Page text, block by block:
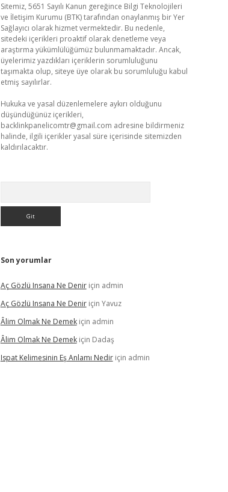
Sitemiz, 5651 Sayılı Kanun gereğince Bilgi Teknolojileri
ve İletişim Kurumu (BTK) tarafından onaylanmış bir Yer
Sağlayıcı olarak hizmet vermektedir. Bu nedenle,
sitedeki içerikleri proaktif olarak denetleme veya
araştırma yükümlülüğümüz bulunmamaktadır. Ancak,
üyelerimiz yazdıkları içeriklerin sorumluluğunu
taşımakta olup, siteye üye olarak bu sorumluluğu kabul
etmiş sayılırlar.
Hukuka ve yasal düzenlemelere aykırı olduğunu
düşündüğünüz içerikleri,
backlinkpanelicomtr@gmail.com adresine bildirmeniz
halinde, ilgili içerikler yasal süre içerisinde sitemizden
kaldırılacaktır.
Son yorumlar
Aç Gözlü Insana Ne Deniriçin admin
Aç Gözlü Insana Ne Deniriçin Yavuz
Âlim Olmak Ne Demekiçin admin
Âlim Olmak Ne Demekiçin Dadaş
Ispat Kelimesinin Eş Anlamı Nediriçin admin